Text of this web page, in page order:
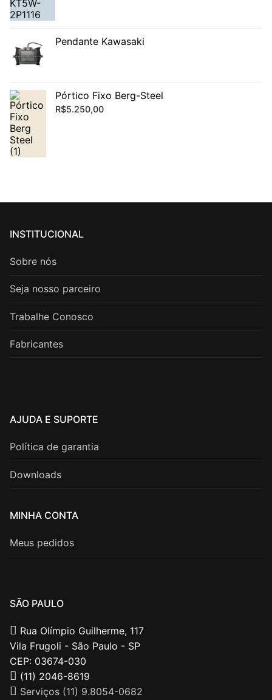
Pendante Kawasaki
Pórtico Fixo Berg-Steel
R$5.250,00
INSTITUCIONAL
Sobre nós
Seja nosso parceiro
Trabalhe Conosco
Fabricantes
AJUDA E SUPORTE
Política de garantia
Downloads
MINHA CONTA
Meus pedidos
SÃO PAULO
Rua Olímpio Guilherme, 117
Vila Frugoli - São Paulo - SP
CEP: 03674-030
(11) 2046-8619
Serviços (11) 9.8054-0682